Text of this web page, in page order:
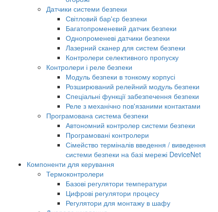
Датчики системи безпеки
Світловий бар'єр безпеки
Багатопроменевий датчик безпеки
Однопроменеві датчики безпеки
Лазерний сканер для систем безпеки
Контролери селективного пропуску
Контролери і реле безпеки
Модуль безпеки в тонкому корпусі
Розширюваний релейний модуль безпеки
Спеціальні функції забезпечення безпеки
Реле з механічно пов'язаними контактами
Програмована система безпеки
Автономний контролер системи безпеки
Програмовані контролери
Сімейство терміналів введення / виведення
системи безпеки на базі мережі DeviceNet
Компоненти для керування
Термоконтролери
Базові регулятори температури
Цифрові регулятори процесу
Регулятори для монтажу в шафу